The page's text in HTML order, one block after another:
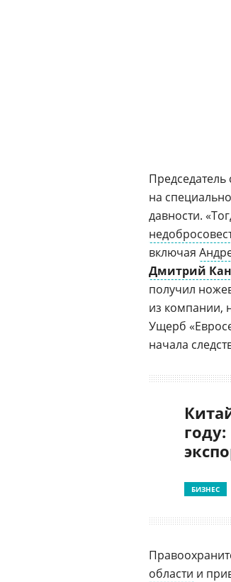
Председатель
на
давности.
включая
Дмитрий
получил
из компании,
Ущерб
начала
БИЗНЕС
области и